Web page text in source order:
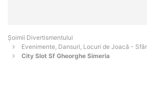
Şoimii Divertismentului
Evenimente, Dansuri, Locuri de Joacă -
City Slot Sf Gheorghe Simeria